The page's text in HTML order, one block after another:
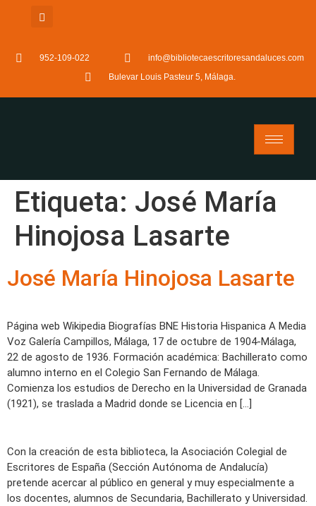
952-109-022
info@bibliotecaescritoresandaluces.com
Bulevar Louis Pasteur 5, Málaga.
Etiqueta: José María
Hinojosa Lasarte
José María Hinojosa Lasarte
Página web Wikipedia Biografías BNE Historia Hispanica A Media
Voz Galería Campillos, Málaga, 17 de octubre de 1904-Málaga,
22 de agosto de 1936. Formación académica: Bachillerato como
alumno interno en el Colegio San Fernando de Málaga.
Comienza los estudios de Derecho en la Universidad de Granada
(1921), se traslada a Madrid donde se Licencia en […]
Con la creación de esta biblioteca, la Asociación Colegial de
Escritores de España (Sección Autónoma de Andalucía)
pretende acercar al público en general y muy especialmente a
los docentes, alumnos de Secundaria, Bachillerato y Universidad.